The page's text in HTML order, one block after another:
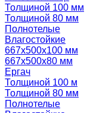
Толщиной 100 мм
Толщиной 80 мм
Полнотелые
Влагостойкие
667х500х100 мм
667х500х80 мм
Ергач
Толщиной 100 м
Толщиной 80 мм
Полнотелые